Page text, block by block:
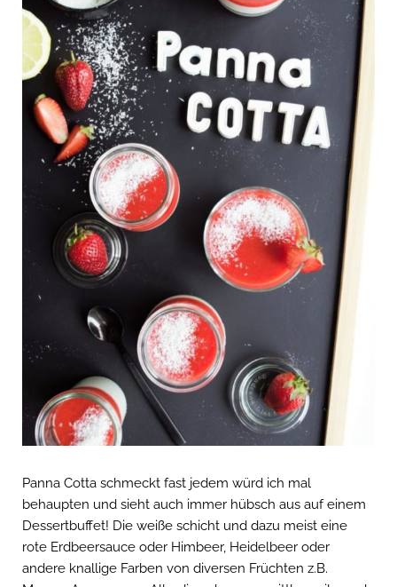
Panna Cotta schmeckt fast jedem würd ich mal
behaupten und sieht auch immer hübsch aus auf einem
Dessertbuffet! Die weiße schicht und dazu meist eine
rote Erdbeersauce oder Himbeer, Heidelbeer oder
andere knallige Farben von diversen Früchten z.B.